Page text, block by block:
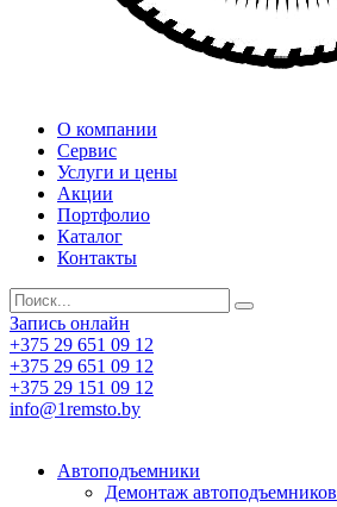
О компании
Сервис
Услуги и цены
Акции
Портфолио
Каталог
Контакты
Запись онлайн
+375 29 651 09 12
+375 29 651 09 12
+375 29 151 09 12
info@1remsto.by
Автоподъемники
Демонтаж автоподъемников